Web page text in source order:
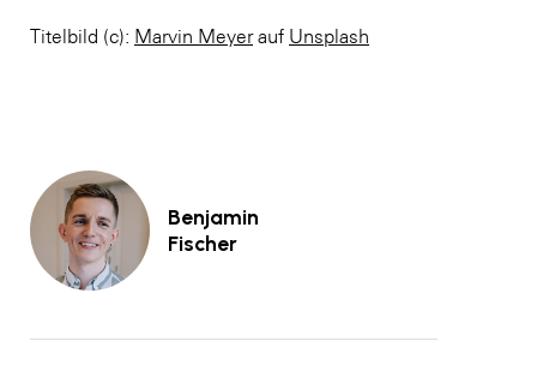
Titelbild (c): Marvin Meyerauf Unsplash
Benjamin
Fischer